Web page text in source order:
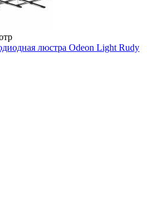
люстра Odeon Light Rudy